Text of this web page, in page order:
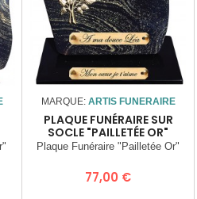
MARQUE: ARTIS FUNERAIRE
PLAQUE FUNÉRAIRE SUR
SOCLE "PAILLETÉE OR"
Plaque Funéraire "Pailletée Or"
Prix
77,00 €